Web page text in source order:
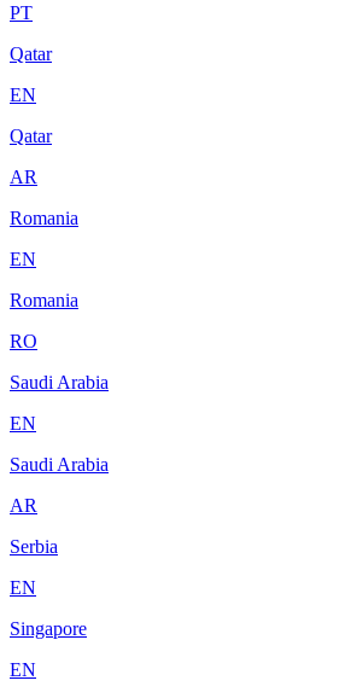
PT
Qatar
EN
Qatar
AR
Romania
EN
Romania
RO
Saudi Arabia
EN
Saudi Arabia
AR
Serbia
EN
Singapore
EN